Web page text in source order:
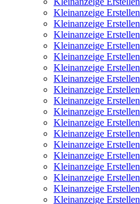
Kleinanzeige Erstellen
Kleinanzeige Erstellen
Kleinanzeige Erstellen
Kleinanzeige Erstellen
Kleinanzeige Erstellen
Kleinanzeige Erstellen
Kleinanzeige Erstellen
Kleinanzeige Erstellen
Kleinanzeige Erstellen
Kleinanzeige Erstellen
Kleinanzeige Erstellen
Kleinanzeige Erstellen
Kleinanzeige Erstellen
Kleinanzeige Erstellen
Kleinanzeige Erstellen
Kleinanzeige Erstellen
Kleinanzeige Erstellen
Kleinanzeige Erstellen